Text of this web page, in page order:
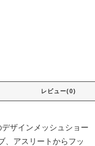
レビュー(0)
ザインメッシュショー
、アスリートからフッ